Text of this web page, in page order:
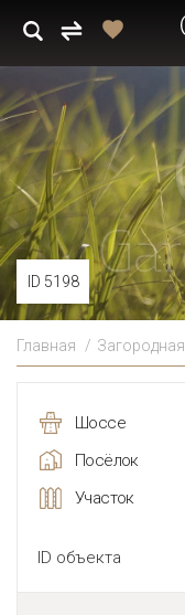
ID 5198
Главная
Шоссе
Посёлок
Участок
ID объекта